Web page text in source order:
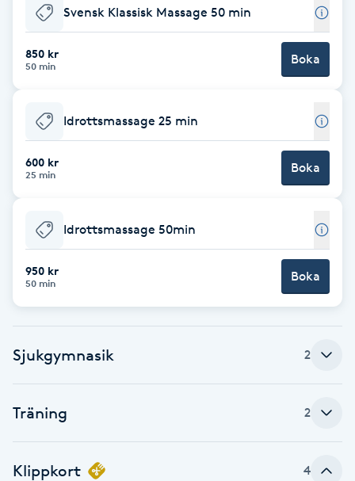
Babylights
Balayage
Bambumassage
Barber
Barnklippning
BIAB
Brynformning
Brynfärgning
Brynplockning
Svensk Klassisk Massage 50 min
850 kr
50 min Boka
Idrottsmassage 25 min
600 kr
25 min Boka
Idrottsmassage 50min
950 kr
50 min Boka
Sjukgymnasik 2
Träning 2
Klippkort 4